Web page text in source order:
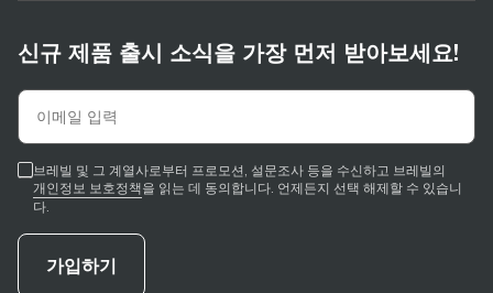
신규 제품 출시 소식을 가장 먼저 받아보세요!
브레빌 및 그 계열사로부터 프로모션, 설문조사 등을 수신하고 브레빌의
개인정보 보호정책 을 읽는 데 동의합니다. 언제든지 선택 해제할 수 있습니
다.
가입하기